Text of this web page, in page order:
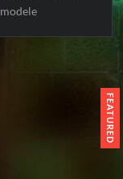
modele
FEATURED